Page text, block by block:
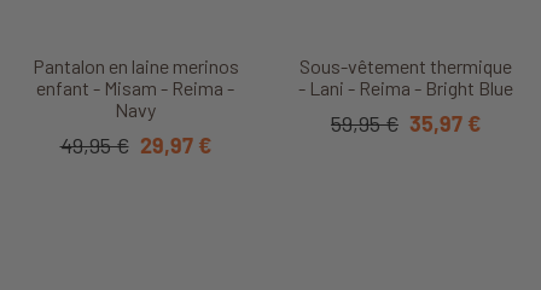
Pantalon en laine merinos
enfant - Misam - Reima -
Navy
49,95 € 29,97 €
Sous-vêtement thermique
- Lani - Reima - Bright Blue
59,95 € 35,97 €